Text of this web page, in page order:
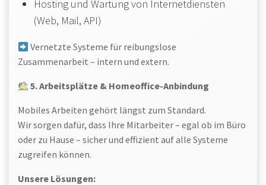
Hosting und Wartung von Internetdiensten
(Web, Mail, API)
Vernetzte Systeme für reibungslose
Zusammenarbeit – intern und extern.
5. Arbeitsplätze & Homeoffice-Anbindung
Mobiles Arbeiten gehört längst zum Standard.
Wir sorgen dafür, dass Ihre Mitarbeiter – egal ob im Büro
oder zu Hause – sicher und effizient auf alle Systeme
zugreifen können.
Unsere Lösungen: